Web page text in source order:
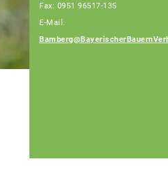
Sebastian Hümmer,
Fachberater,
Tel: 0951/96517-128
Fax: 0951 96517-135
E-Mail: